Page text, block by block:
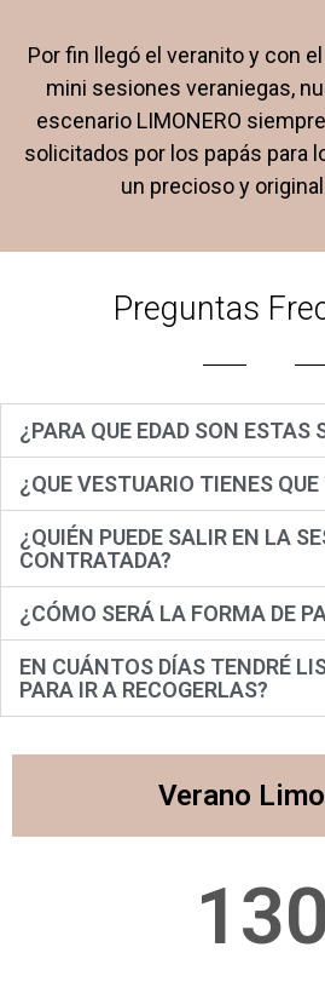
Por fin llegó el veranito y con
mini sesiones veraniegas,
escenario LIMONERO
solicitados por los papás para
un precioso y
Preguntas
¿PARA QUE EDAD SON ESTAS
¿QUE VESTUARIO TIENES QUE
¿QUIÉN PUEDE SALIR EN LA
CONTRATADA?
¿CÓMO SERÁ LA FORMA DE
EN CUÁNTOS DÍAS TENDRÉ
PARA IR A RECOGERLAS?
Verano
130